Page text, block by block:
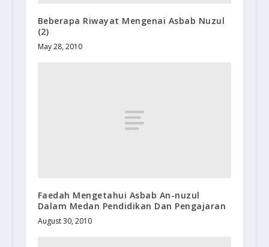
Beberapa Riwayat Mengenai Asbab Nuzul
(2)
May 28, 2010
Faedah Mengetahui Asbab An-nuzul
Dalam Medan Pendidikan Dan Pengajaran
August 30, 2010